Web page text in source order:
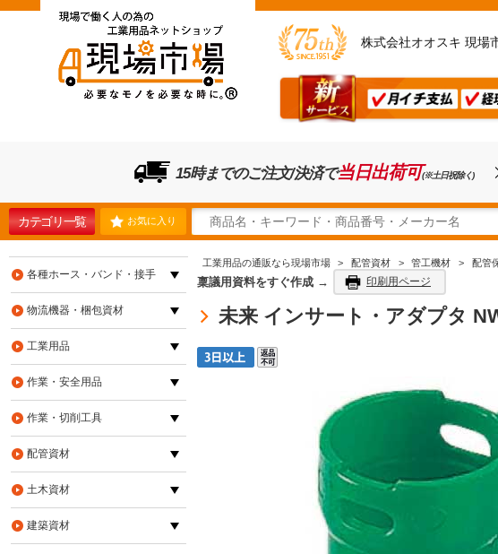
株式会社オオスキ 現場
15時までのご注文/決済で当日出荷可(※土日祝除く)
カテゴリ一覧 お気に入り
工業用品の通販なら現場市場 > 配管資材 > 管工機材 > 配管
稟議用資料をすぐ作成 → 印刷用ページ
未来 インサート・アダプタ
各種ホース・バンド・接手
物流機器・梱包資材
工業用品
作業・安全用品
作業・切削工具
配管資材
土木資材
建築資材